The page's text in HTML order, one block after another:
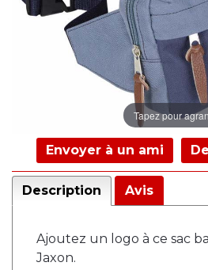
Tapez pour
Envoyer à un ami
Description Avis
Ajoutez un logo à ce sac
Jaxon.